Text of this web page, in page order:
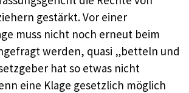
gestärkt. Vor einer
muss nicht noch erneut beim
werden, quasi „betteln und
hat so etwas nicht
eine Klage gesetzlich möglich